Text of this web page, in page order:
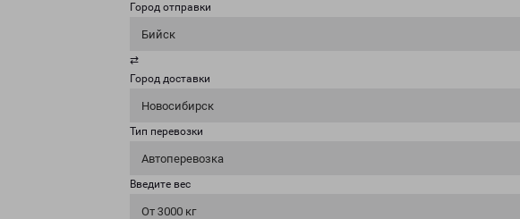
Город отправки
Бийск
⇄
Город доставки
Новосибирск
Тип перевозки
Автоперевозка
Введите вес
От 3000 кг